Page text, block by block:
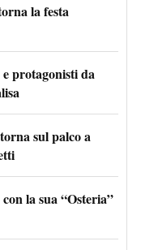
la festa
protagonisti da
sul palco a
la sua “Osteria”